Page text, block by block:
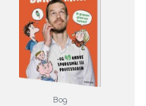
Bog